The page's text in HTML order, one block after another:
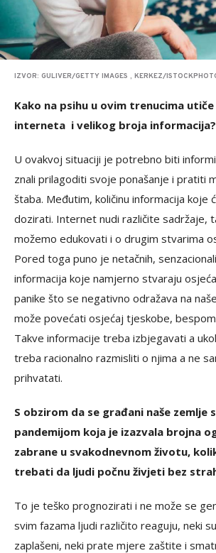
IZVOR: GULIVER/GETTY IMAGES , KERKEZ/
Kako na psihu u ovim trenucima
interneta i velikog broja informacija?
U ovakvoj situaciji je potrebno biti
znali prilagoditi svoje ponašanje i pratiti
štaba. Međutim, količinu informacija koje
dozirati. Internet nudi različite sadržaje,
možemo edukovati i o drugim stvarima
Pored toga puno je netačnih,
informacija koje namjerno stvaraju
panike što se negativno odražava na
može povećati osjećaj tjeskobe,
Takve informacije treba izbjegavati a
treba racionalno razmisliti o njima a ne
prihvatati.
S obzirom da se građani naše zemlje
pandemijom koja je izazvala brojna
zabrane u svakodnevnom životu,
trebati da ljudi počnu živjeti bez
To je teško prognozirati i ne može se
svim fazama ljudi različito reaguju, neki
zaplašeni, neki prate mjere zaštite i